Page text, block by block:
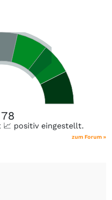
78
positiv eingestellt.
zum Forum »